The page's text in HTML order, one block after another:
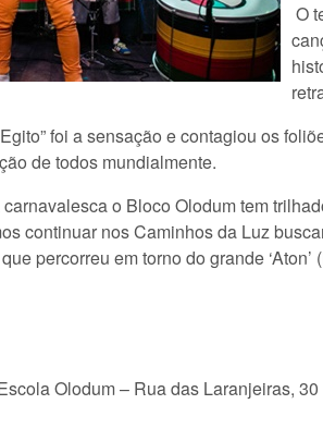
O
foi a sensação e contagiou os
de todos mundialmente.
o Bloco Olodum tem
continuar nos Caminhos da Luz
percorreu em torno do grande
Olodum – Rua das Laranjeiras,